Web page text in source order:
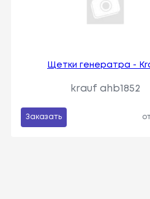
Щетки генератра -
krauf ahb1852
Заказать